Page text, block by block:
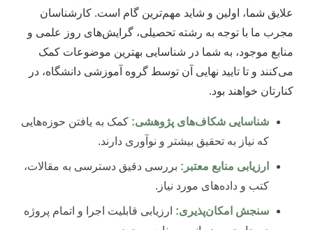
علایق شما، اولین و شاید مهم‌ترین گام است. کارشناسان
مجرب ما با توجه به رشته تحصیلی، گرایش‌های روز علمی و
منابع موجود، به شما در شناسایی بهترین موضوعات کمک
می‌کنند و تا تایید نهایی آن توسط گروه آموزشی دانشگاه، در
کنارتان خواهند بود.
شناسایی شکاف‌های پژوهشی: کمک به یافتن حوزه‌هایی
که نیاز به تحقیق بیشتر و نوآوری دارند.
ارزیابی منابع معتبر: بررسی دقیق دسترسی به مقالات،
کتب و داده‌های مورد نیاز.
سنجش امکان‌پذیری: ارزیابی قابلیت اجرا و اتمام پروژه